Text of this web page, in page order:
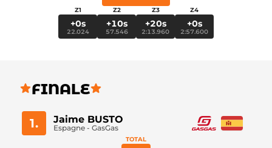
Z1
+0s
22.024
Z2
+10s
57.546
Z3
+20s
2:13.960
Z4
+0s
2:57.600
FINALE
1. Jaime BUSTO
Espagne - GasGas
TOTAL